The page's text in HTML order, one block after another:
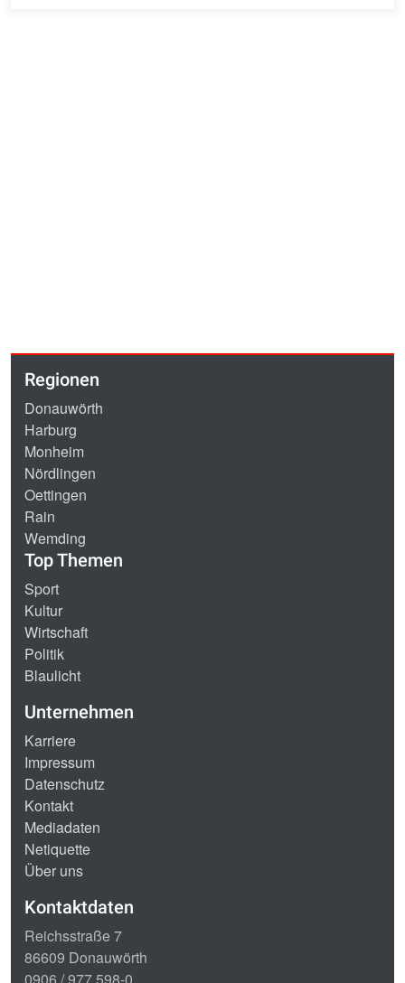
Regionen
Donauwörth
Harburg
Monheim
Nördlingen
Oettingen
Rain
Wemding
Top Themen
Sport
Kultur
Wirtschaft
Politik
Blaulicht
Unternehmen
Karriere
Impressum
Datenschutz
Kontakt
Mediadaten
Netiquette
Über uns
Kontaktdaten
Reichsstraße 7
86609 Donauwörth